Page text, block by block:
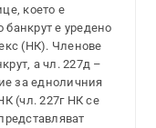
което е
е уредено
(НК). Членове
а чл. 227д –
за едноличния
(чл. 227г НК се